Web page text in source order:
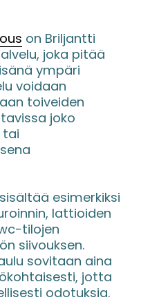
on Briljantti
joka pitää
ympäri
voidaan
toiveiden
joko
tai
esimerkiksi
lattioiden
tilojen
siivouksen.
sovitaan aina
jotta
odotuksia.